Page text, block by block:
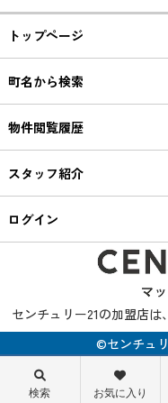
トップページ
町名から検索
物件閲覧履歴
スタッフ紹介
ログイン
センチュリー21の加盟店は
©センチュ
検索 お気に入り